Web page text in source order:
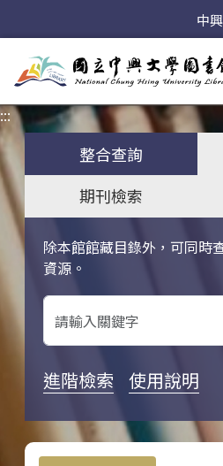
中
:::
整合查詢
期刊檢索
除本館館藏目錄外，可同時
資源。
關鍵字搜尋
進階檢索 使用說明